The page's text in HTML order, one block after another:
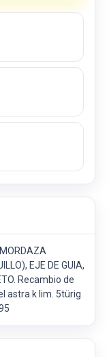
EJE DE GUIA,
Recambio de
astra k lim. 5türig